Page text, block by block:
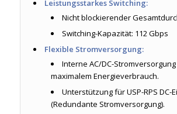
Leistungsstarkes Switching:
Nicht blockierender
Switching-Kapazität: 112 Gbps
Flexible Stromversorgung:
Interne AC/DC-Stromversorgung
maximalem Energieverbrauch.
Unterstützung für USP-RPS DC-
(Redundante Stromversorgung).